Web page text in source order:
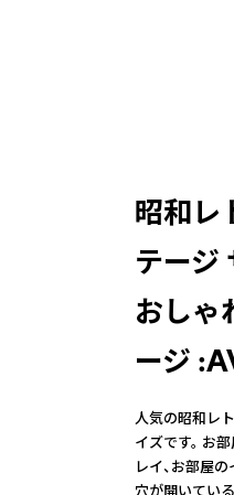
昭和レ
テージ
おしゃ
ージ
人気の昭和レ
イズです。 お
レイ、お部屋
穴が開いてい